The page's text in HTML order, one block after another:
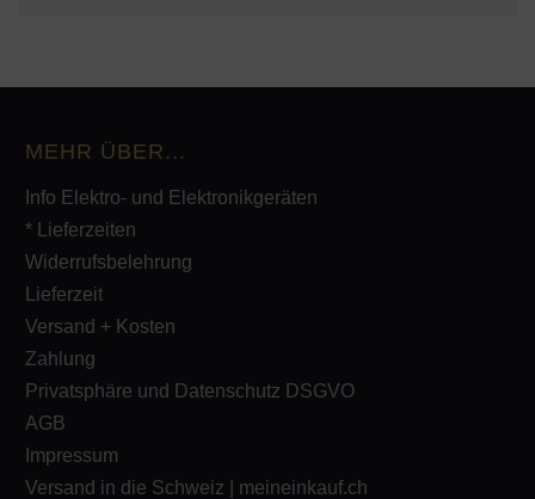
MEHR ÜBER...
Info Elektro- und Elektronikgeräten
* Lieferzeiten
Widerrufsbelehrung
Lieferzeit
Versand + Kosten
Zahlung
Privatsphäre und Datenschutz DSGVO
AGB
Impressum
Versand in die Schweiz | meineinkauf.ch